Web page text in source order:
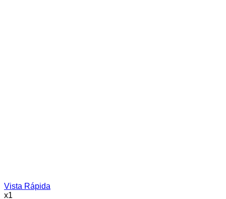
Vista Rápida
x1